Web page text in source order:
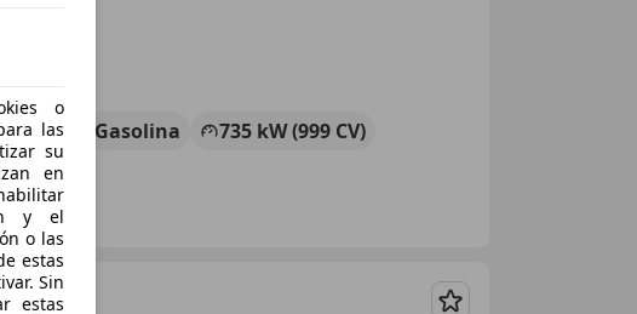
Electro/Gasolina
735 kW (999 CV)
o
las
su
en
y el
o las
estas
Sin
estas